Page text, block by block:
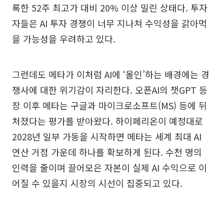
록한 52주 최고가 대비 20% 이상 밀린 상태다. 투자
자들은 AI 투자 경쟁이 너무 지나쳐 수익성을 갉아먹
을 가능성을 우려하고 있다.
그런데도 메타가 이처럼 AI에 ‘올인’하는 배경에는 경
쟁사에 대한 위기감이 자리한다. 오픈AI의 챗GPT 등
장 이후 메타는 구글과 마이크로소프트(MS) 등에 뒤
처졌다는 평가를 받아왔다. 하이페리온이 예정대로
2028년 일부 가동을 시작하면 메타는 세계 최대 AI
연산 거점 가운데 하나를 확보하게 된다. 수천 명의
인력을 줄이며 끌어모은 자본이 실제 AI 수익으로 이
어질 수 있을지 시장의 시선이 집중되고 있다.